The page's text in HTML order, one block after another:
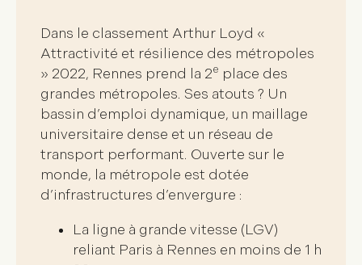
Dans le classement Arthur Loyd «
Attractivité et résilience des métropoles
» 2022, Rennes prend la 2e place des
grandes métropoles. Ses atouts ? Un
bassin d’emploi dynamique, un maillage
universitaire dense et un réseau de
transport performant. Ouverte sur le
monde, la métropole est dotée
d’infrastructures d’envergure :
La ligne à grande vitesse (LGV)
reliant Paris à Rennes en moins de 1 h